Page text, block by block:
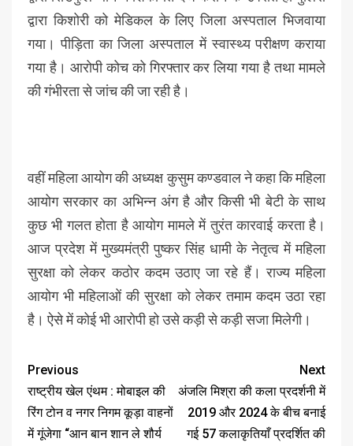
द्वारा किशोरी को मेडिकल के लिए जिला अस्पताल भिजवाया
गया। पीड़िता का जिला अस्पताल में स्वास्थ्य परीक्षण कराया
गया है। आरोपी कोच को गिरफ्तार कर लिया गया है तथा मामले
की गंभीरता से जांच की जा रही है।
वहीं महिला आयोग की अध्यक्ष कुसुम कण्डवाल ने कहा कि महिला
आयोग सरकार का अभिन्न अंग है और किसी भी बेटी के साथ
कुछ भी गलत होता है आयोग मामले में तुरंत कारवाई करता है।
आज प्रदेश में मुख्यमंत्री पुष्कर सिंह धामी के नेतृत्व में महिला
सुरक्षा को लेकर कठोर कदम उठाए जा रहे हैं। राज्य महिला
आयोग भी महिलाओं की सुरक्षा को लेकर तमाम कदम उठा रहा
है। ऐसे में कोई भी आरोपी हो उसे कड़ी से कड़ी सजा मिलेगी।
Previous
राष्ट्रीय खेल एंथम : मोबाइल की
रिंग टोन व नगर निगम कूड़ा वाहनों
में गूंजेगा “आन बान शान ले शौर्य
Next
अंजलि मिश्रा की कला प्रदर्शनी में
2019 और 2024 के बीच बनाई
गई 57 कलाकृतियाँ प्रदर्शित की